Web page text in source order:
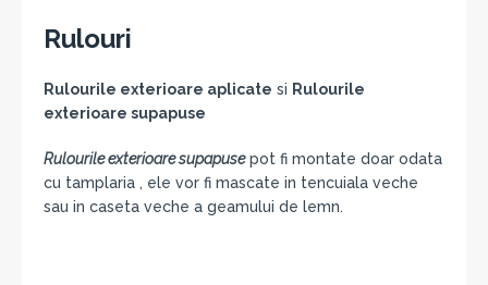
Rulouri
Rulourile exterioare aplicate si Rulourile
exterioare supapuse
Rulourile exterioare supapusepot fi montate doar odata
cu tamplaria , ele vor fi mascate in tencuiala veche
sau in caseta veche a geamului de lemn.